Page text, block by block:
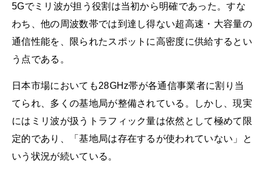
5Gでミリ波が担う役割は当初から明確であった。すな
わち、他の周波数帯では到達し得ない超高速・大容量の
通信性能を、限られたスポットに高密度に供給するとい
う点である。
日本市場においても28GHz帯が各通信事業者に割り当
てられ、多くの基地局が整備されている。しかし、現実
にはミリ波が扱うトラフィック量は依然として極めて限
定的であり、「基地局は存在するが使われていない」と
いう状況が続いている。